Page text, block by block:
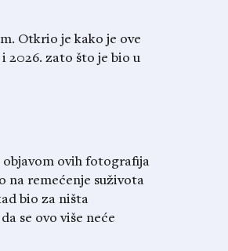
Otkrio je kako je ove
2026. zato što je bio u
objavom ovih fotografija
na remećenje suživota
bio za ništa
se ovo više neće